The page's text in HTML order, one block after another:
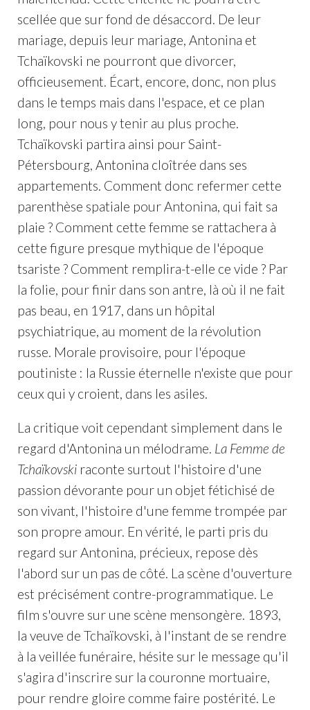
scellée que sur fond de désaccord. De leur
mariage, depuis leur mariage, Antonina et
Tchaïkovski ne pourront que divorcer,
officieusement. Écart, encore, donc, non plus
dans le temps mais dans l'espace, et ce plan
long, pour nous y tenir au plus proche.
Tchaïkovski partira ainsi pour Saint-
Pétersbourg, Antonina cloîtrée dans ses
appartements. Comment donc refermer cette
parenthèse spatiale pour Antonina, qui fait sa
plaie ? Comment cette femme se rattachera à
cette figure presque mythique de l'époque
tsariste ? Comment remplira-t-elle ce vide ? Par
la folie, pour finir dans son antre, là où il ne fait
pas beau, en 1917, dans un hôpital
psychiatrique, au moment de la révolution
russe. Morale provisoire, pour l'époque
poutiniste : la Russie éternelle n'existe que pour
ceux qui y croient, dans les asiles.
La critique voit cependant simplement dans le
regard d'Antonina un mélodrame. La Femme de
Tchaïkovskiraconte surtout l'histoire d'une
passion dévorante pour un objet fétichisé de
son vivant, l'histoire d'une femme trompée par
son propre amour. En vérité, le parti pris du
regard sur Antonina, précieux, repose dès
l'abord sur un pas de côté. La scène d'ouverture
est précisément contre-programmatique. Le
film s'ouvre sur une scène mensongère. 1893,
la veuve de Tchaïkovski, à l'instant de se rendre
à la veillée funéraire, hésite sur le message qu'il
s'agira d'inscrire sur la couronne mortuaire,
pour rendre gloire comme faire postérité. Le